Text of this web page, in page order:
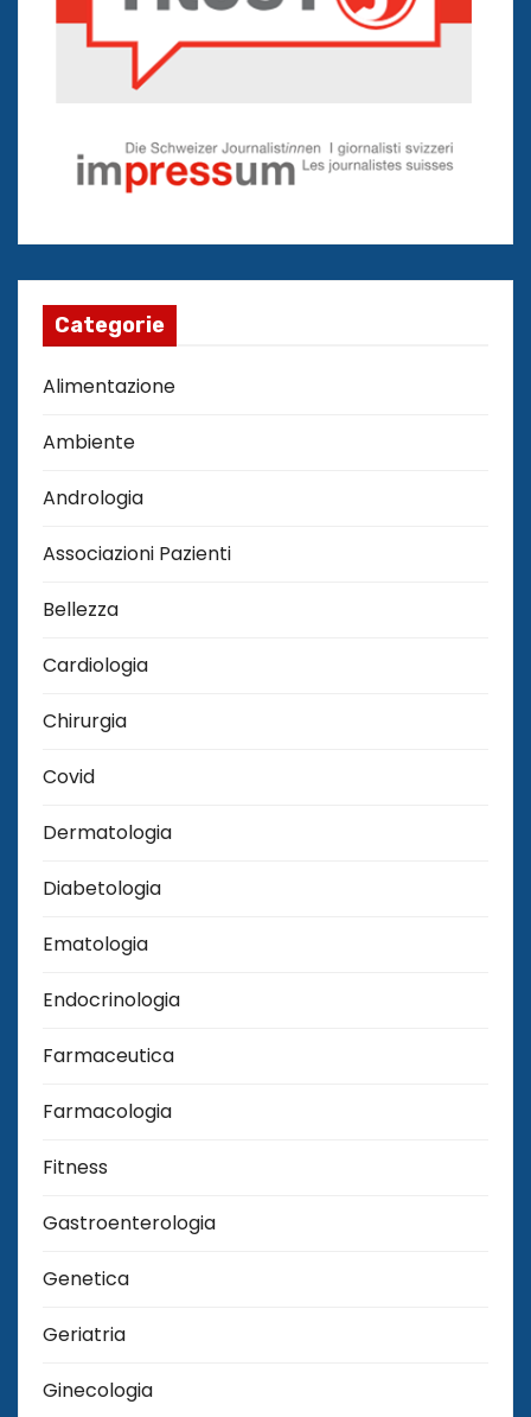
Categorie
Alimentazione
Ambiente
Andrologia
Associazioni Pazienti
Bellezza
Cardiologia
Chirurgia
Covid
Dermatologia
Diabetologia
Ematologia
Endocrinologia
Farmaceutica
Farmacologia
Fitness
Gastroenterologia
Genetica
Geriatria
Ginecologia